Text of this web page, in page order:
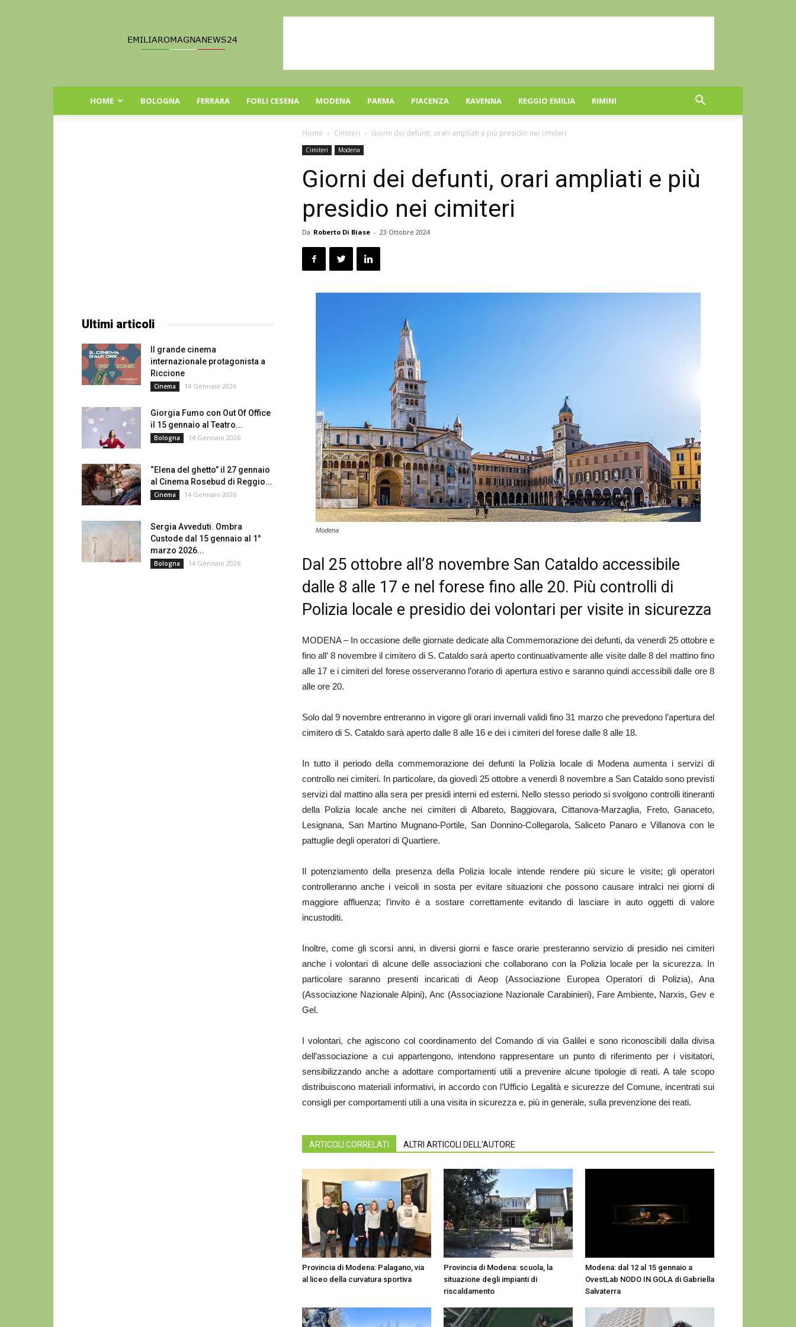
Romagna
HOME BOLOGNA FERRARA FORLI CESENA MODENA PARMA PIACENZA RAVENNA REGGIO EMILIA RIMINI
Home Cimiteri Giorni dei defunti, orari ampliati e più presidio nei cimiteri
Cimiteri Modena
Giorni dei defunti, orari ampliati e più
presidio nei cimiteri
Da Roberto Di Biase - 23 Ottobre 2024
Modena
Dal 25 ottobre all’8 novembre San Cataldo accessibile
dalle 8 alle 17 e nel forese fino alle 20. Più controlli di
Polizia locale e presidio dei volontari per visite in sicurezza
MODENA – In occasione delle giornate dedicate alla Commemorazione dei defunti, da venerdì 25 ottobre e
fino all’ 8 novembre il cimitero di S. Cataldo sarà aperto continuativamente alle visite dalle 8 del mattino fino
alle 17 e i cimiteri del forese osserveranno l’orario di apertura estivo e saranno quindi accessibili dalle ore 8
alle ore 20.
Solo dal 9 novembre entreranno in vigore gli orari invernali validi fino 31 marzo che prevedono l’apertura del
cimitero di S. Cataldo sarà aperto dalle 8 alle 16 e dei i cimiteri del forese dalle 8 alle 18.
In tutto il periodo della commemorazione dei defunti la Polizia locale di Modena aumenta i servizi di
controllo nei cimiteri. In particolare, da giovedì 25 ottobre a venerdì 8 novembre a San Cataldo sono previsti
servizi dal mattino alla sera per presidi interni ed esterni. Nello stesso periodo si svolgono controlli itineranti
della Polizia locale anche nei cimiteri di Albareto, Baggiovara, Cittanova-Marzaglia, Freto, Ganaceto,
Lesignana, San Martino Mugnano-Portile, San Donnino-Collegarola, Saliceto Panaro e Villanova con le
pattuglie degli operatori di Quartiere.
Il potenziamento della presenza della Polizia locale intende rendere più sicure le visite; gli operatori
controlleranno anche i veicoli in sosta per evitare situazioni che possono causare intralci nei giorni di
maggiore affluenza; l’invito è a sostare correttamente evitando di lasciare in auto oggetti di valore
incustoditi.
Inoltre, come gli scorsi anni, in diversi giorni e fasce orarie presteranno servizio di presidio nei cimiteri
anche i volontari di alcune delle associazioni che collaborano con la Polizia locale per la sicurezza. In
particolare saranno presenti incaricati di Aeop (Associazione Europea Operatori di Polizia), Ana
(Associazione Nazionale Alpini), Anc (Associazione Nazionale Carabinieri), Fare Ambiente, Narxis, Gev e
Gel.
I volontari, che agiscono col coordinamento del Comando di via Galilei e sono riconoscibili dalla divisa
dell’associazione a cui appartengono, intendono rappresentare un punto di riferimento per i visitatori,
sensibilizzando anche a adottare comportamenti utili a prevenire alcune tipologie di reati. A tale scopo
distribuiscono materiali informativi, in accordo con l’Ufficio Legalità e sicurezze del Comune, incentrati sui
consigli per comportamenti utili a una visita in sicurezza e, più in generale, sulla prevenzione dei reati.
ARTICOLI CORRELATI ALTRI ARTICOLI DELL'AUTORE
Provincia di Modena: Palagano, via
al liceo della curvatura sportiva
Provincia di Modena: scuola, la
situazione degli impianti di
riscaldamento
Modena: dal 12 al 15 gennaio a
OvestLab NODO IN GOLA di Gabriella
Salvaterra
Ultimi articoli
Il grande cinema
internazionale protagonista a
Riccione
Cinema 14 Gennaio 2026
Giorgia Fumo con Out Of Office
il 15 gennaio al Teatro...
Bologna 14 Gennaio 2026
“Elena del ghetto” il 27 gennaio
al Cinema Rosebud di Reggio...
Cinema 14 Gennaio 2026
Sergia Avveduti. Ombra
Custode dal 15 gennaio al 1°
marzo 2026...
Bologna 14 Gennaio 2026